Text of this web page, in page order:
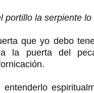
portillo la serpiente lo
que yo debo
la puerta del